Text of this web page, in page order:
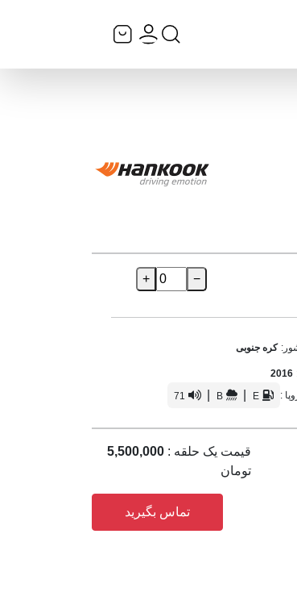
−
+
کره جنوبی
2016
:
E
B
71
قیمت یک حلقه : 5,500,000
تومان
تماس بگیرید